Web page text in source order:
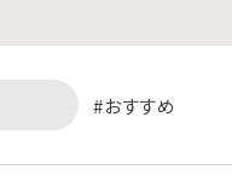
おすすめ